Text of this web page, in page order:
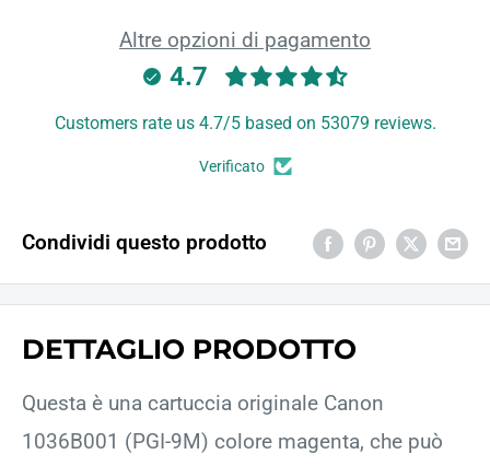
Altre opzioni di pagamento
4.7
Customers rate us 4.7/5 based on 53079 reviews.
Verificato
Condividi questo prodotto
DETTAGLIO PRODOTTO
Questa è una cartuccia originale Canon
1036B001 (PGI-9M) colore magenta, che può